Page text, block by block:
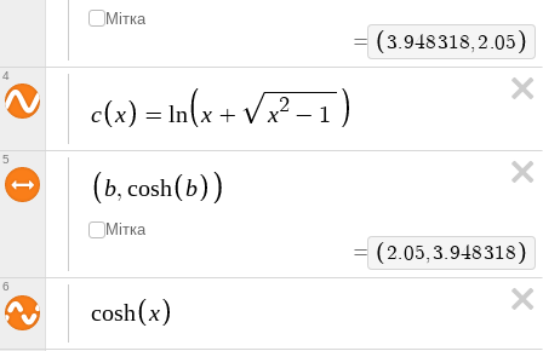
Мітка
= 3.948318, 2.05
c x = ln x + x2 − 1
4
b, cosh b
Мітка
= 2.05,3.948318
5
cosh x
6